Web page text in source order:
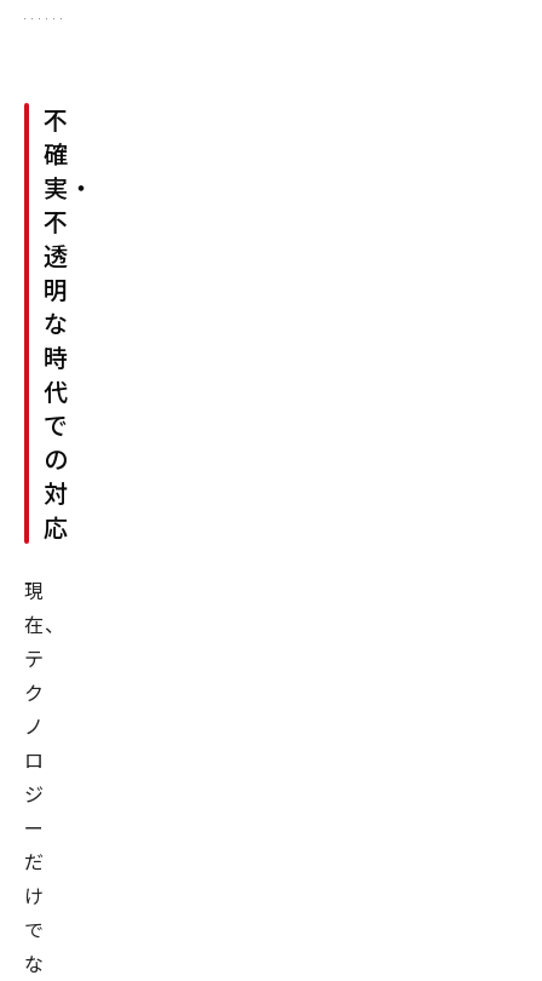
不
確
実・
不
透
明
な
時
代
で
の
対
応
現
在、
テ
ク
ノ
ロ
ジ
ー
だ
け
で
な